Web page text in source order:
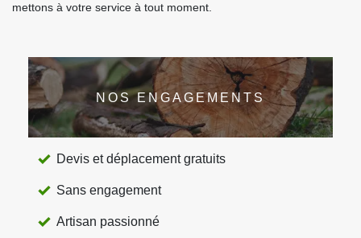
mettons à votre service à tout moment.
NOS ENGAGEMENTS
Devis et déplacement gratuits
Sans engagement
Artisan passionné